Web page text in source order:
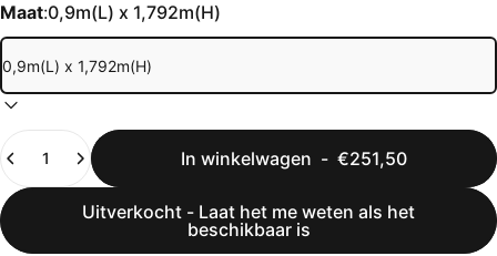
Maat:0,9m(L) x 1,792m(H)
Hoeveelheid
In winkelwagen - €251,50
Uitverkocht - Laat het me weten als het
beschikbaar is